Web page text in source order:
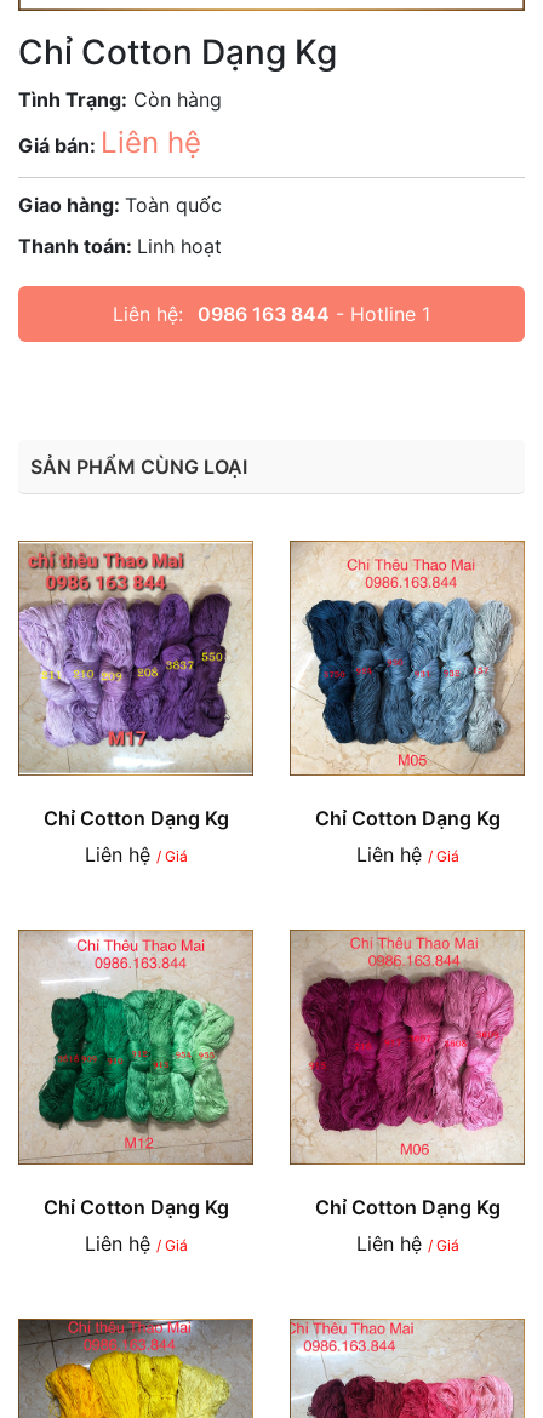
Chỉ Cotton Dạng Kg
Tình Trạng: Còn hàng
Giá bán: Liên hệ
Giao hàng: Toàn quốc
Thanh toán: Linh hoạt
Liên hệ: 0986 163 844 - Hotline 1
SẢN PHẨM CÙNG LOẠI
Chỉ Cotton Dạng Kg
Liên hệ / Giá
Chỉ Cotton Dạng Kg
Liên hệ / Giá
Chỉ Cotton Dạng Kg
Liên hệ / Giá
Chỉ Cotton Dạng Kg
Liên hệ / Giá